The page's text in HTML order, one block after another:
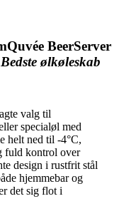
BeerServer
Bedste ølkøleskab
valg til
specialøl med
helt ned til -4°C,
fuld kontrol over
design i rustfrit stål
hjemmebar og
det sig flot i